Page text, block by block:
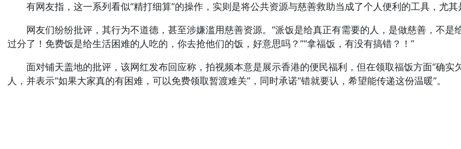
有网友指，这一系列看似“精打细算”的操作，实则是将公共资源与慈善救助当成了个人便利的工具，尤其是
网友们纷纷批评，其行为不道德，甚至涉嫌滥用慈善资源。“派饭是给真正有需要的人，是做慈善，不是
过分了！免费饭是给生活困难的人吃的，你去抢他们的饭，好意思吗？”“拿福饭，有没有搞错？！”
面对铺天盖地的批评，该网红发布回应称，拍视频本意是展示香港的便民福利，但在领取福饭方面“确实
人，并表示“如果大家真的有困难，可以免费领取暂渡难关”，同时承诺“错就要认，希望能传递这份温暖”。